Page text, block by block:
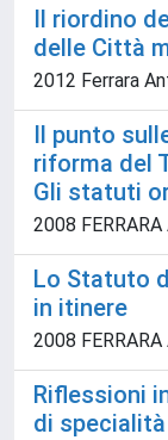
Il riordino
delle Città
2012 Ferrara
Il punto
riforma del
Gli statuti
2008 FERRARA
Lo Statuto
in itinere
2008 FERRARA
Riflessioni
di